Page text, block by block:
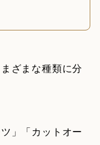
ざまな種類に分
」「カットオー